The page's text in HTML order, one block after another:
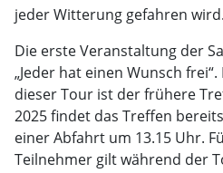
jeder Witterung gefahren wird.
Die erste Veranstaltung der
„Jeder hat einen Wunsch
dieser Tour ist der frühere
2025 findet das Treffen
einer Abfahrt um 13.15 Uhr.
Teilnehmer gilt während der